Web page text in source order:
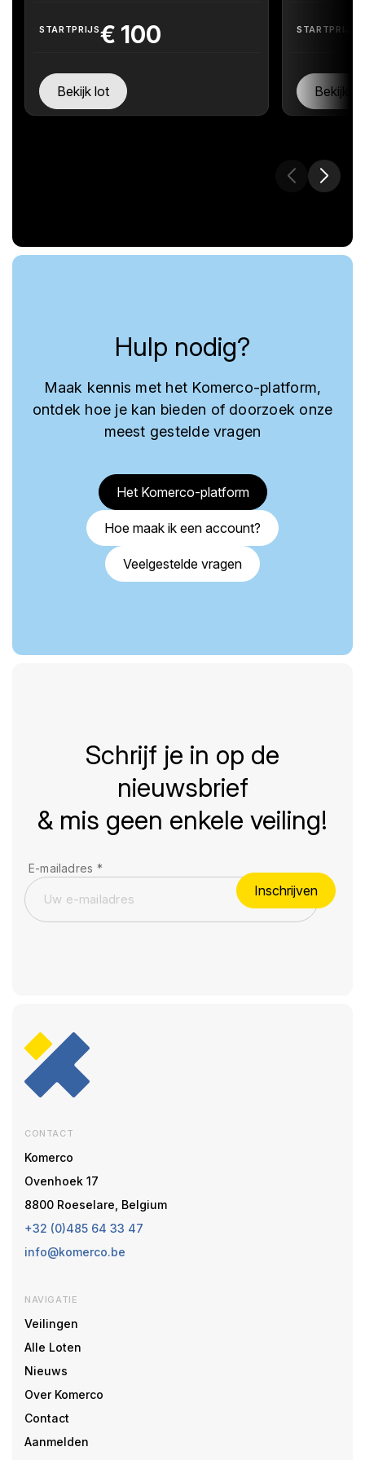
STARTPRIJS€ 100
Bekijk lot
STARTPRIJS
Bekijk
Hulp nodig?
Maak kennis met het Komerco-platform,
ontdek hoe je kan bieden of doorzoek onze
meest gestelde vragen
Het Komerco-platform
Hoe maak ik een account?
Veelgestelde vragen
Schrijf je in op de
nieuwsbrief
& mis geen enkele veiling!
E-mailadres *
Inschrijven
CONTACT
Komerco
Ovenhoek 17
8800 Roeselare, Belgium
+32 (0)485 64 33 47
info@komerco.be
NAVIGATIE
Veilingen
Alle Loten
Nieuws
Over Komerco
Contact
Aanmelden